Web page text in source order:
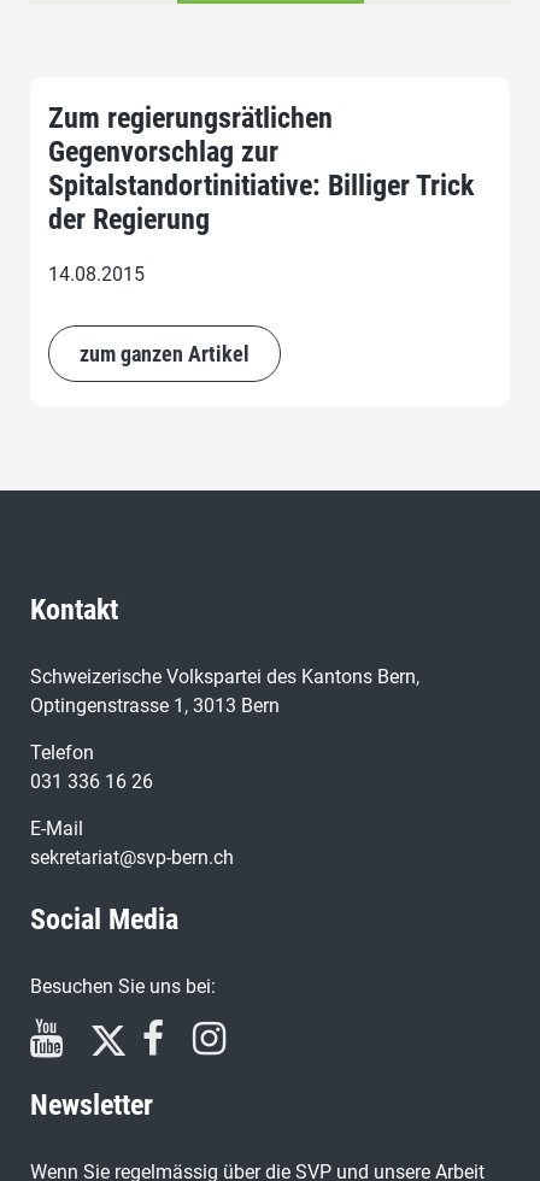
Zum regierungsrätlichen
Gegenvorschlag zur
Spitalstandortinitiative: Billiger Trick
der Regierung
14.08.2015
zum ganzen Artikel
Kontakt
Schweizerische Volkspartei des Kantons Bern,
Optingenstrasse 1, 3013 Bern
Telefon
031 336 16 26
E-Mail
sekretariat@svp-bern.ch
Social Media
Besuchen Sie uns bei:
Newsletter
Wenn Sie regelmässig über die SVP und unsere Arbeit